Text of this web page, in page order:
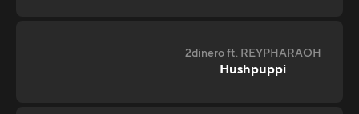
2dinero ft. REYPHARAOH
Hushpuppi